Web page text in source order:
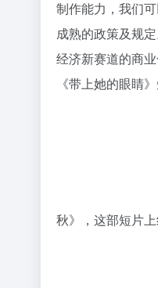
制作能力，我们
成熟的政策及规
经济新赛道的商
《带上她的眼睛
秋》，这部短片